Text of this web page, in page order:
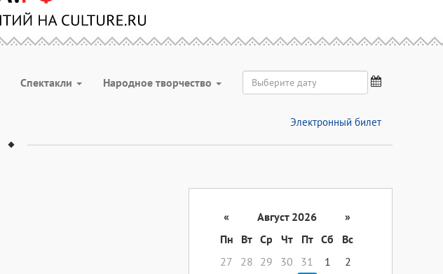
Спектакли Народное творчество
Электронный билет
« Август 2026
»
Пн
Вт Ср Чт Пт Сб
Вс
27
28 29 30 31 1
2